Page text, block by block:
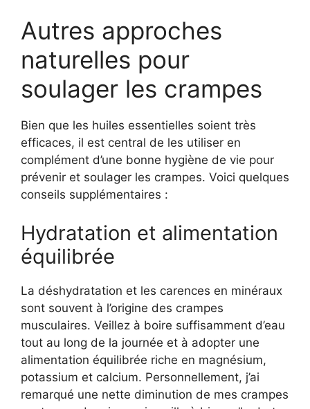
Autres approches
naturelles pour
soulager les crampes
Bien que les huiles essentielles soient très
efficaces, il est central de les utiliser en
complément d’une bonne hygiène de vie pour
prévenir et soulager les crampes. Voici quelques
conseils supplémentaires :
Hydratation et alimentation
équilibrée
La déshydratation et les carences en minéraux
sont souvent à l’origine des crampes
musculaires. Veillez à boire suffisamment d’eau
tout au long de la journée et à adopter une
alimentation équilibrée riche en magnésium,
potassium et calcium. Personnellement, j’ai
remarqué une nette diminution de mes crampes